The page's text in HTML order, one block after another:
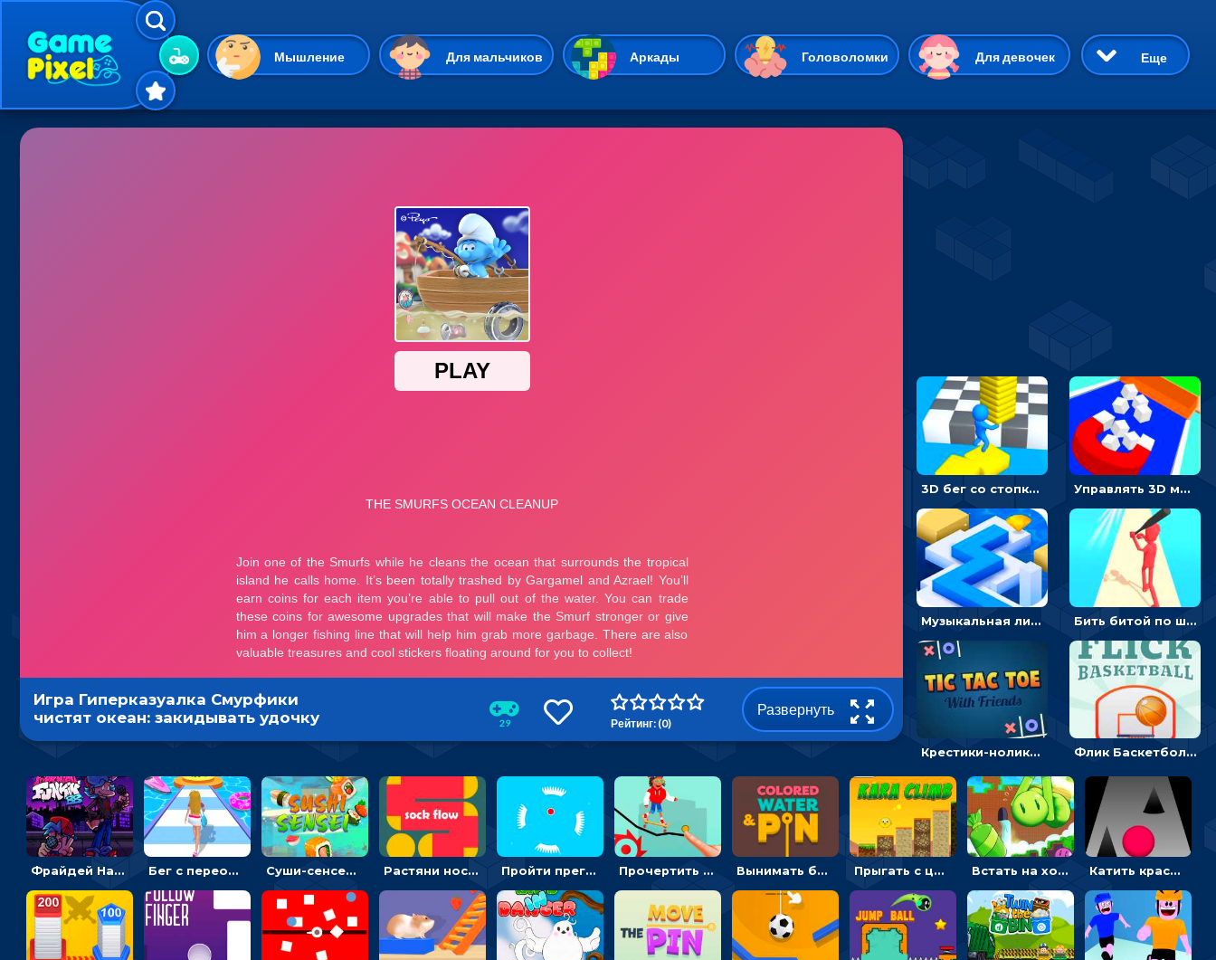
Мышление Для мальчиков Аркады Головоломки Для девочек
Гиперказуальные Казуальные Веселые 3D Приключения
Unity
Симуляторы
Пасьянс
Еще
3D бег со стопками: строй мостики и собирай камни Управлять 3D магнитом, чтобы собирать фигуры и сбрасывать в пропасть
Музыкальная линия: проложи путь, избегая препятствий Бить битой по шарику, чтобы сбивать кубики с буквами на пути к финишу - 3D
Крестики-нолики мультиплеер: найди соперника и сразись Флик Баскетбол: кинь мяч и порази цель - гиперказуальная
Игра Гиперказуалка Смурфики
чистят океан: закидывать удочку
и доставать мусор
29 Рейтинг: (0)
Развернуть
Фрайдей Найт Фанкин - Большой брат 4: кликать на стрелки, чтобы играть музыку Бег с переодеванием: ловить одежду и повторять модные образы - для девочек Суши-сенсей: рубить роллы, избегая бомб Растяни носок: соединить пальцем все точки в пазле Пройти преграды с шариком, пока сужается проход - гиперказуальные Прочертить линию, чтобы проехать на скейте, через преграды к финишу - для мальчиков Вынимать булавки и сортировать воду в колбы - гиперказуальные Прыгать с цыпленком по столбикам вверх, чтобы собирать время - гиперказуальные Встать на ходули, чтобы словить конфету в лабиринте - гиперказуальные Катить красный мяч по дороге и уходить от черных кольев